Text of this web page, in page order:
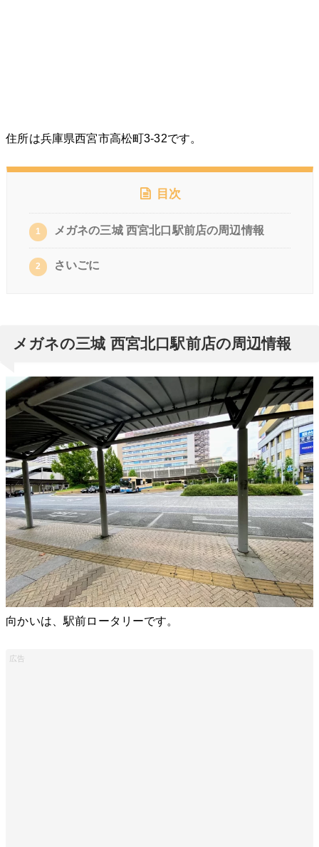
住所は兵庫県西宮市高松町3-32です。
目次
1 メガネの三城 西宮北口駅前店の周辺情報
2 さいごに
メガネの三城 西宮北口駅前店の周辺情報
向かいは、駅前ロータリーです。